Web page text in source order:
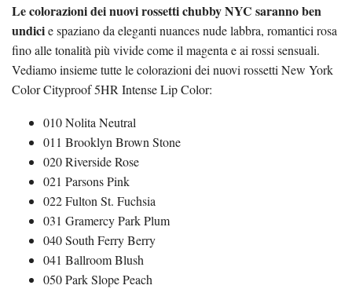
Le colorazioni dei nuovi rossetti chubby NYC saranno ben
undicie spaziano da eleganti nuances nude labbra, romantici rosa
fino alle tonalità più vivide come il magenta e ai rossi sensuali.
Vediamo insieme tutte le colorazioni dei nuovi rossetti New York
Color Cityproof 5HR Intense Lip Color:
010 Nolita Neutral
011 Brooklyn Brown Stone
020 Riverside Rose
021 Parsons Pink
022 Fulton St. Fuchsia
031 Gramercy Park Plum
040 South Ferry Berry
041 Ballroom Blush
050 Park Slope Peach